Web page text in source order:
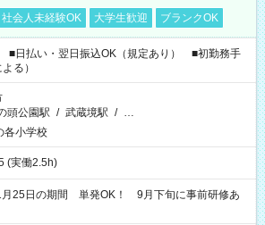
社会人未経験OK 大学生歓迎 ブランクOK
■日払い・翌日振込OK（規定あり） ■初勤務手
る）
頭公園駅 / 武蔵境駅 / …
各小学校
(実働2.5h)
月25日の期間 単発OK！ 9月下旬に事前研修あ